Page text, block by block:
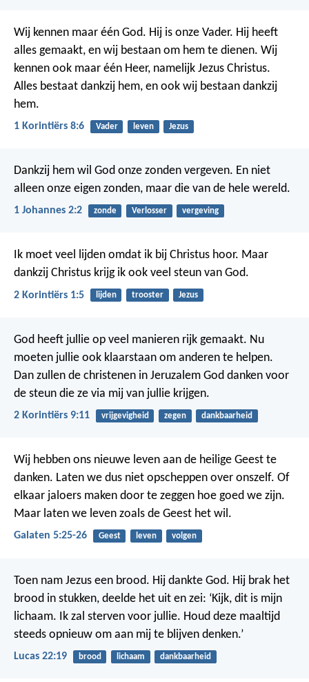
Wij kennen maar één God. Hij is onze Vader. Hij heeft
alles gemaakt, en wij bestaan om hem te dienen. Wij
kennen ook maar één Heer, namelijk Jezus Christus.
Alles bestaat dankzij hem, en ook wij bestaan dankzij
hem.
1 Korintiërs 8:6 Vader leven Jezus
Dankzij hem wil God onze zonden vergeven. En niet
alleen onze eigen zonden, maar die van de hele wereld.
1 Johannes 2:2 zonde Verlosser vergeving
Ik moet veel lijden omdat ik bij Christus hoor. Maar
dankzij Christus krijg ik ook veel steun van God.
2 Korintiërs 1:5 lijden trooster Jezus
God heeft jullie op veel manieren rijk gemaakt. Nu
moeten jullie ook klaarstaan om anderen te helpen.
Dan zullen de christenen in Jeruzalem God danken voor
de steun die ze via mij van jullie krijgen.
2 Korintiërs 9:11 vrijgevigheid zegen dankbaarheid
Wij hebben ons nieuwe leven aan de heilige Geest te
danken. Laten we dus niet opscheppen over onszelf. Of
elkaar jaloers maken door te zeggen hoe goed we zijn.
Maar laten we leven zoals de Geest het wil.
Galaten 5:25-26 Geest leven volgen
Toen nam Jezus een brood. Hij dankte God. Hij brak het
brood in stukken, deelde het uit en zei: ‘Kijk, dit is mijn
lichaam. Ik zal sterven voor jullie. Houd deze maaltijd
steeds opnieuw om aan mij te blijven denken.’
Lucas 22:19 brood lichaam dankbaarheid